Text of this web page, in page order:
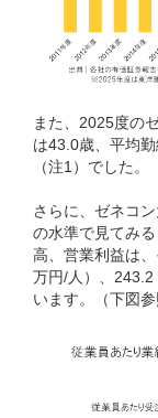
また、2025度の
は43.0歳、平均
（注1）でした。
さらに、ゼネコ
の水準で見てみ
高、営業利益は
万円/人）、
います。（下図参